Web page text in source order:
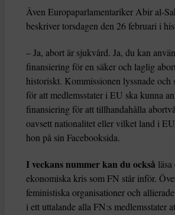
Även Europaparlamentariker Abir al-
beskriver torsdagen den 26 februari i
– Ja, abort är sjukvård. Ja, du kan
finansiering för en säker och laglig
historiskt. Kommissionen lyssnade och
för att medlemsstater i EU ska kunna
finansiering för att tillhandahålla
oavsett nationalitet eller vilket land i
hon på sin Facebooksida.
I veckans nummer kan du också
ekonomiska kris som FN står inför.
feministiska organisationer och
i ett uttalande alla FN:s medlemsstater